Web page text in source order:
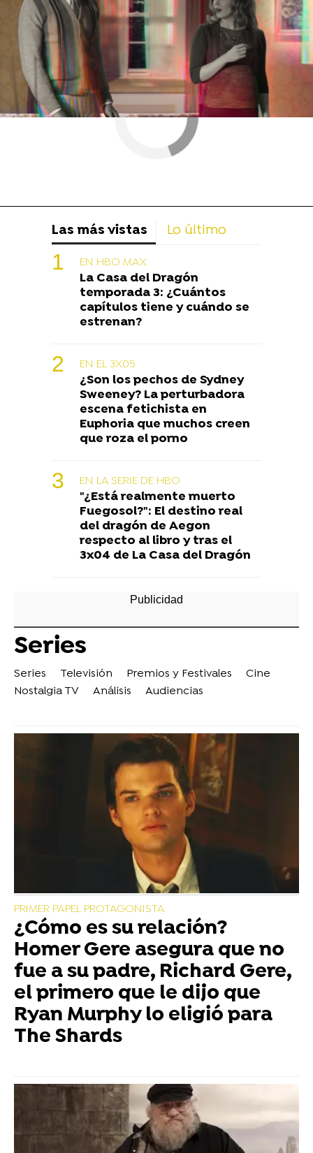
Las más vistas Lo último
EN HBO MAX
La Casa del Dragón
temporada 3: ¿Cuántos
capítulos tiene y cuándo se
estrenan?
EN EL 3X05
¿Son los pechos de Sydney
Sweeney? La perturbadora
escena fetichista en
Euphoria que muchos creen
que roza el porno
EN LA SERIE DE HBO
"¿Está realmente muerto
Fuegosol?": El destino real
del dragón de Aegon
respecto al libro y tras el
3x04 de La Casa del Dragón
Series
Series Televisión Premios y Festivales
Cine
Nostalgia TV
Análisis Audiencias
PRIMER PAPEL PROTAGONISTA
¿Cómo es su relación?
Homer Gere asegura que no
fue a su padre, Richard Gere,
el primero que le dijo que
Ryan Murphy lo eligió para
The Shards